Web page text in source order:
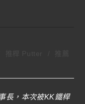
長，本次被KK鐵桿